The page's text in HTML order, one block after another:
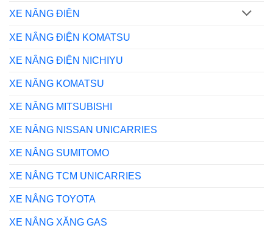
XE NÂNG ĐIỆN
XE NÂNG ĐIỆN KOMATSU
XE NÂNG ĐIỆN NICHIYU
XE NÂNG KOMATSU
XE NÂNG MITSUBISHI
XE NÂNG NISSAN UNICARRIES
XE NÂNG SUMITOMO
XE NÂNG TCM UNICARRIES
XE NÂNG TOYOTA
XE NÂNG XĂNG GAS